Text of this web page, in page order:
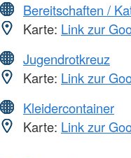
Bereitschaften /
Karte: Link zur
Jugendrotkreuz
Karte: Link zur
Kleidercontainer
Karte: Link zur